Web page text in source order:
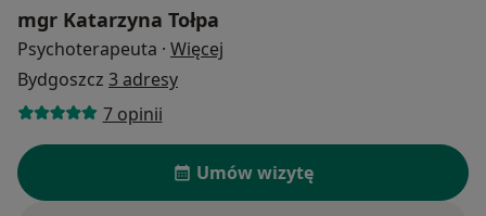
mgr Katarzyna Tołpa
Psychoterapeuta · Więcej
Bydgoszcz 3 adresy
7 opinii
Umów wizytę